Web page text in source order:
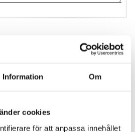
Information Om
cookies
för att anpassa innehållet
i det asiatiska